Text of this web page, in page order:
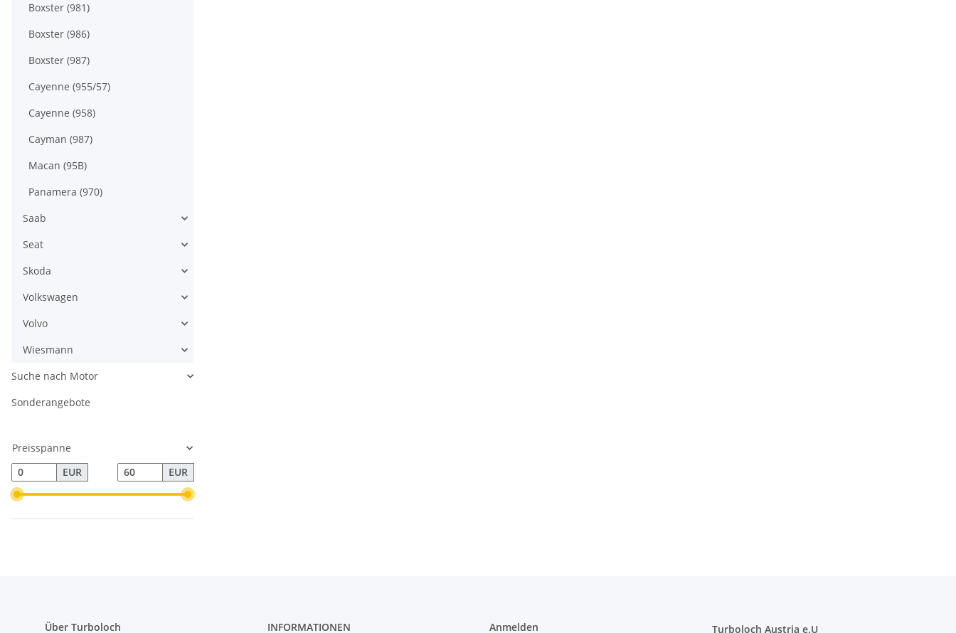
Boxster (981)
Boxster (986)
Boxster (987)
Cayenne (955/57)
Cayenne (958)
Cayman (987)
Macan (95B)
Panamera (970)
Saab
Seat
Skoda
Volkswagen
Volvo
Wiesmann
Suche nach Motor
Sonderangebote
Preisspanne
EUR
EUR
Über Turboloch INFORMATIONEN Anmelden Turboloch Austria e.U